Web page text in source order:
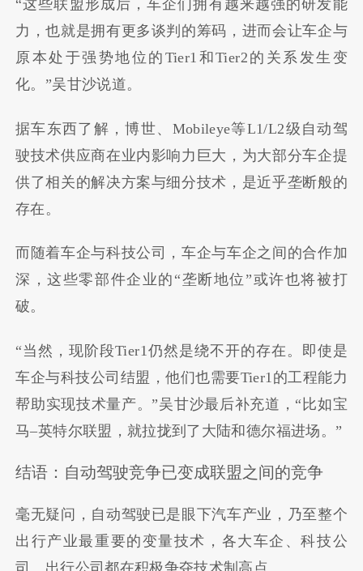
“这些联盟形成后，车企们拥有越来越强的研发能
力，也就是拥有更多谈判的筹码，进而会让车企与
原本处于强势地位的 Tier1 和Tier2 的关系发生变
化。 ”吴甘沙说道。
据车东西了解，博世、 Mobileye等L1/L2级自动驾
驶技术供应商在业内影响力巨大，为大部分车企提
供了相关的解决方案与细分技术，是近乎垄断般的
存在。
而随着车企与科技公司，车企与车企之间的合作加
深，这些零部件企业的 “垄断地位”或许也将被打
破。
“当然，现阶段Tier1 仍然是绕不开的存在。即使是
车企与科技公司结盟，他们也需要Tier1 的工程能力
帮助实现技术量产。”吴甘沙最后补充道， “ 比如宝
马–英特尔联盟，就拉拢到了大陆和德尔福进场。 ”
结语：自动驾驶竞争已变成联盟之间的竞争
毫无疑问，自动驾驶已是眼下汽车产业，乃至整个
出行产业最重要的变量技术，各大车企、科技公
司、出行公司都在积极争夺技术制高点。